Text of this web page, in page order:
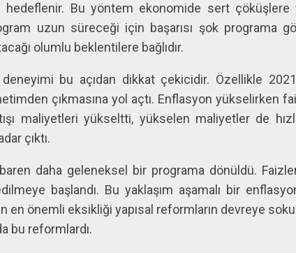
Bu yöntem ekonomide sert çöküşlere
uzun süreceği için başarısı şok programa
olumlu beklentilere bağlıdır.
deneyimi bu açıdan dikkat çekicidir. Özellikle
çıkmasına yol açtı. Enflasyon yükselirken
maliyetleri yükseltti, yükselen maliyetler de
çıktı.
daha geleneksel bir programa dönüldü.
başlandı. Bu yaklaşım aşamalı bir
en önemli eksikliği yapısal reformların devreye
bu reformlardı.